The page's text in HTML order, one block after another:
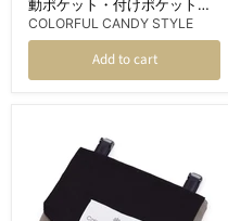
動ポケット・付けポケット
（クリップタイプ） くすみ無
地 くすみピンク
COLORFUL CANDY STYLE
Add to cart